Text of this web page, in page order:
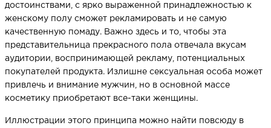
достоинствами, с ярко выраженной принадлежностью к
женскому полу сможет рекламировать и не самую
качественную помаду. Важно здесь и то, чтобы эта
представительница прекрасного пола отвечала вкусам
аудитории, воспринимающей рекламу, потенциальных
покупателей продукта. Излишне сексуальная особа может
привлечь и внимание мужчин, но в основной массе
косметику приобретают все-таки женщины.
Иллюстрации этого принципа можно найти повсюду в